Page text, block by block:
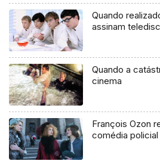
Quando
assinam
Quando a
cinema
François Ozon
comédia policial